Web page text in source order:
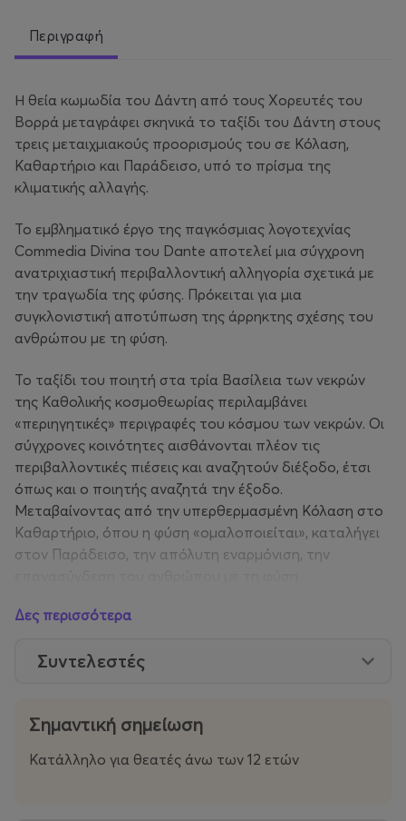
Περιγραφή
Η θεία κωμωδία του Δάντη από τους Χορευτές του
Βορρά μεταγράφει σκηνικά το ταξίδι του Δάντη στους
τρεις μεταιχμιακούς προορισμούς του σε Κόλαση,
Καθαρτήριο και Παράδεισο, υπό το πρίσμα της
κλιματικής αλλαγής.
Το εμβληματικό έργο της παγκόσμιας λογοτεχνίας
Commedia Divina του Dante αποτελεί μια σύγχρονη
ανατριχιαστική περιβαλλοντική αλληγορία σχετικά με
την τραγωδία της φύσης. Πρόκειται για μια
συγκλονιστική αποτύπωση της άρρηκτης σχέσης του
ανθρώπου με τη φύση.
Το ταξίδι του ποιητή στα τρία Βασίλεια των νεκρών
της Καθολικής κοσμοθεωρίας περιλαμβάνει
«περιηγητικές» περιγραφές του κόσμου των νεκρών. Οι
σύγχρονες κοινότητες αισθάνονται πλέον τις
περιβαλλοντικές πιέσεις και αναζητούν διέξοδο, έτσι
όπως και ο ποιητής αναζητά την έξοδο.
Μεταβαίνοντας από την υπερθερμασμένη Κόλαση στο
Καθαρτήριο, όπου η φύση «ομαλοποιείται», καταλήγει
στον Παράδεισο, την απόλυτη εναρμόνιση, την
Δες περισσότερα
Συντελεστές
Σημαντική σημείωση
Κατάλληλο για θεατές άνω των 12 ετών